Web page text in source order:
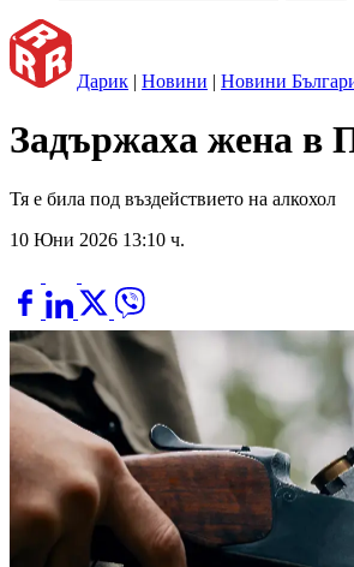
Дарик | Новини | Новини
Задържаха жена в
Тя е била под въздействието на алкохол
10 Юни 2026 13:10 ч.